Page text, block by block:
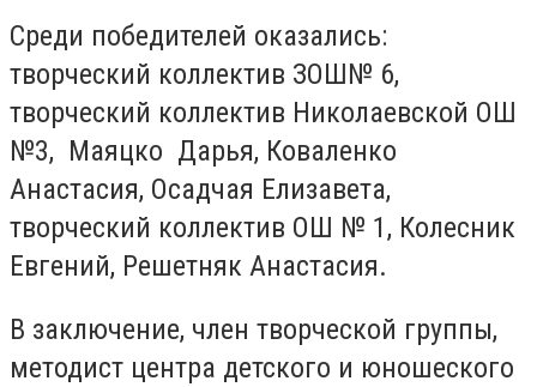
Среди победителей оказались:
творческий коллектив ЗОШ№ 6,
творческий коллектив Николаевской ОШ
№3, Маяцко Дарья, Коваленко
Анастасия, Осадчая Елизавета,
творческий коллектив ОШ № 1, Колесник
Евгений, Решетняк Анастасия.
В заключение, член творческой группы,
методист центра детского и юношеского